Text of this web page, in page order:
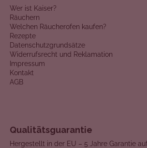
Wer ist Kaiser?
Räuchern
Welchen Räucherofen kaufen?
Rezepte
Datenschutzgrundsätze
Widerrufsrecht und Reklamation
Impressum
Kontakt
AGB
Qualitätsguarantie
Hergestellt in der EU – 5 Jahre Garantie